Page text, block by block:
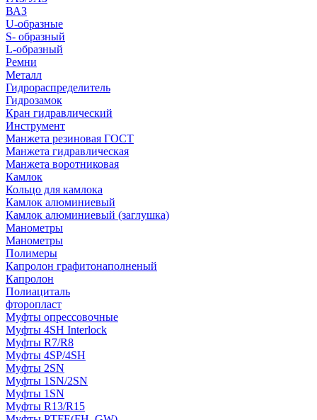
ВАЗ
U-образные
S- образный
L-образный
Ремни
Металл
Гидрораспределитель
Гидрозамок
Кран гидравлический
Инструмент
Манжета резиновая ГОСТ
Манжета гидравлическая
Манжета воротниковая
Камлок
Кольцо для камлока
Камлок алюминиевый
Камлок алюминиевый (заглушка)
Манометры
Манометры
Полимеры
Капролон графитонаполненый
Капролон
Полиациталь
фторопласт
Муфты опрессовочные
Муфты 4SH Interlock
Муфты R7/R8
Муфты 4SP/4SH
Муфты 2SN
Муфты 1SN/2SN
Муфты 1SN
Муфты R13/R15